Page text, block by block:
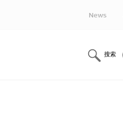
News
搜索